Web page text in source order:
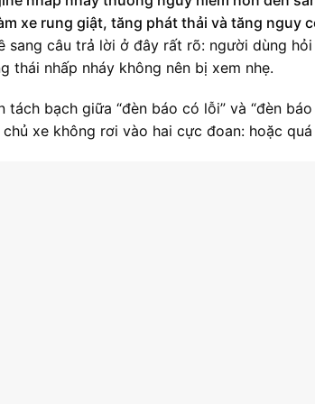
xe rung giật, tăng phát thải và tăng nguy
sang câu trả lời ở đây rất rõ: người dùng hỏi
thái nhấp nháy không nên bị xem nhẹ.
tách bạch giữa “đèn báo có lỗi” và “đèn
xe không rơi vào hai cực đoan: hoặc